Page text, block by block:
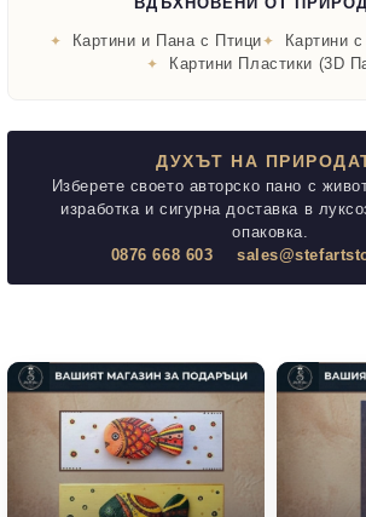
Картини и Пана с Птици
Картини
Картини Пластики (3D
ДУХЪТ НА
Изберете своето авторско пано с
изработка и сигурна доставка в
опаковка.
0876 668 603